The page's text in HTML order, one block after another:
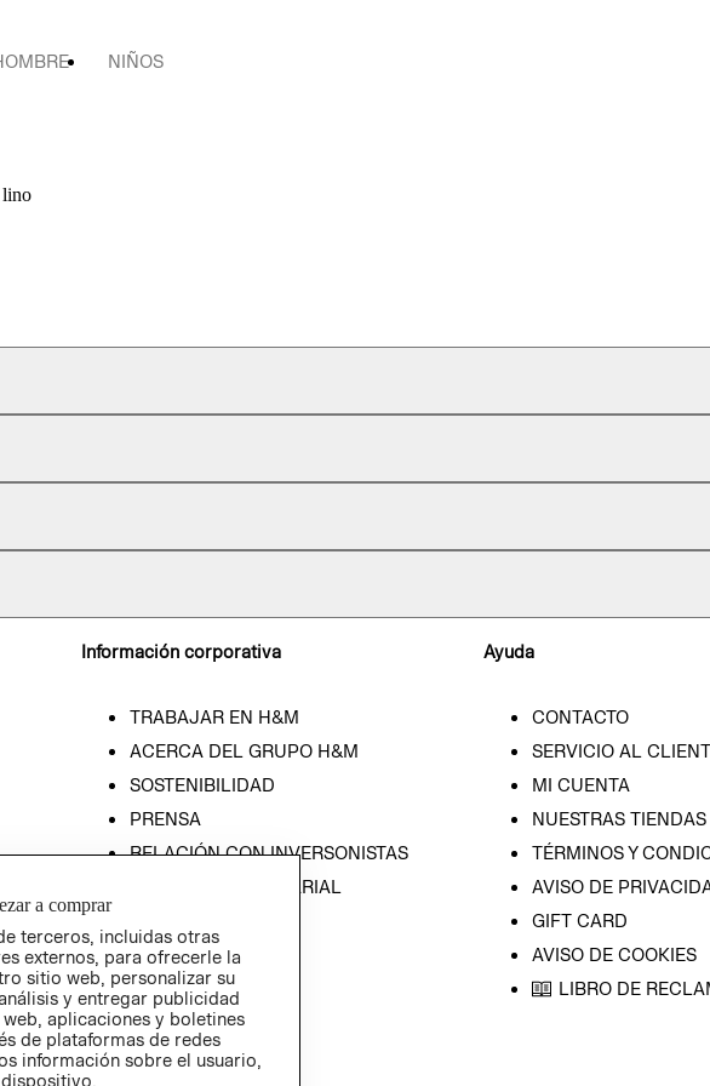
NIÑOS
lino
Información corporativa
TRABAJAR EN H&M
ACERCA DEL GRUPO H&M
SOSTENIBILIDAD
PRENSA
RELACIÓN CON INVERSONISTAS
POLÍTICA EMPRESARIAL
Ayuda
CONTACTO
SERVICIO AL
MI CUENTA
NUESTRAS TIENDAS
TÉRMINOS Y
AVISO DE
GIFT CARD
AVISO DE COOKIES
LIBRO DE
a comprar
terceros, incluidas otras
externos, para ofrecerle la
sitio web, personalizar su
y entregar publicidad
aplicaciones y boletines
de plataformas de redes
información sobre el usuario,